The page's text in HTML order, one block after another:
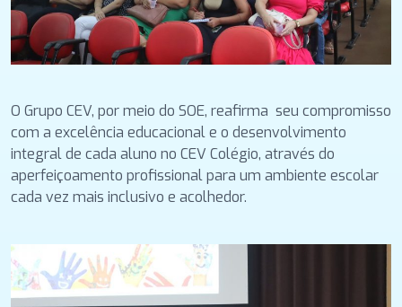
O Grupo CEV, por meio do SOE, reafirma seu compromisso
com a excelência educacional e o desenvolvimento
integral de cada aluno no CEV Colégio, através do
aperfeiçoamento profissional para um ambiente escolar
cada vez mais inclusivo e acolhedor.